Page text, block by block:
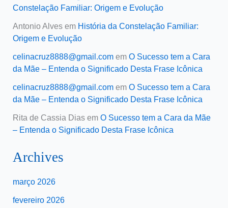
Constelação Familiar: Origem e Evolução
Antonio Alvesem História da Constelação Familiar:
Origem e Evolução
celinacruz8888@gmail.comem O Sucesso tem a Cara
da Mãe – Entenda o Significado Desta Frase Icônica
celinacruz8888@gmail.comem O Sucesso tem a Cara
da Mãe – Entenda o Significado Desta Frase Icônica
Rita de Cassia Diasem O Sucesso tem a Cara da Mãe
– Entenda o Significado Desta Frase Icônica
Archives
março 2026
fevereiro 2026